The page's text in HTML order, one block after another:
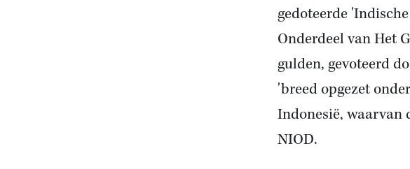
gedoteerde
Onderdeel van Het
gulden, gevoteerd
'breed opgezet
Indonesië, waarvan
NIOD.